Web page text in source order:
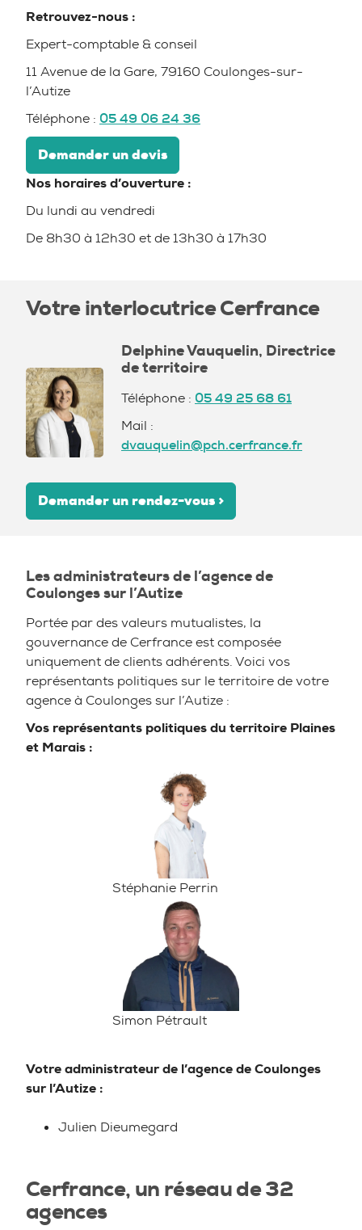
Retrouvez-nous :
Expert-comptable & conseil
11 Avenue de la Gare, 79160 Coulonges-sur-
l’Autize
Téléphone : 05 49 06 24 36
Demander un devis
Nos horaires d’ouverture :
Du lundi au vendredi
De 8h30 à 12h30 et de 13h30 à 17h30
Votre interlocutrice Cerfrance
Delphine Vauquelin, Directrice
de territoire
Téléphone : 05 49 25 68 61
Mail :
dvauquelin@pch.cerfrance.fr
Demander un rendez-vous >
Les administrateurs de l’agence de
Coulonges sur l’Autize
Portée par des valeurs mutualistes, la
gouvernance de Cerfrance est composée
uniquement de clients adhérents. Voici vos
représentants politiques sur le territoire de votre
agence à Coulonges sur l’Autize :
Vos représentants politiques du territoire Plaines
et Marais :
Stéphanie Perrin
Simon Pétrault
Votre administrateur de l’agence deCoulonges
sur l’Autize :
Julien Dieumegard
Cerfrance, un réseau de 32
agences